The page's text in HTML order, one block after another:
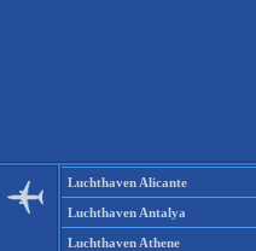
Luchthaven Alicante
Luchthaven Antalya
Luchthaven Athene